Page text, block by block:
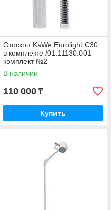
Отоскоп KaWe Eurolight C30
в комплекте /01.11130.001
комплект №2
В наличии
110 000 ₸
Купить